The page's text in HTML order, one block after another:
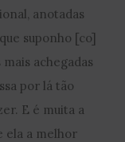
anotadas
suponho [co]
achegadas
por lá tão
E é muita a
ela a melhor